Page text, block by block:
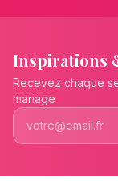
Inspirations
Recevez chaque
mariage